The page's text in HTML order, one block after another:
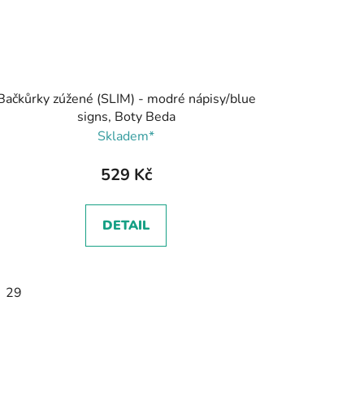
zúžené (SLIM) - modré nápisy/blue
signs, Boty Beda
Skladem*
529 Kč
DETAIL
29